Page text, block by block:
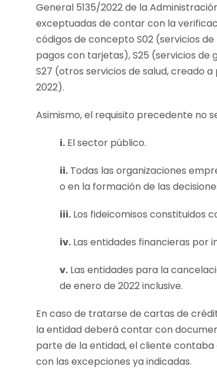
General 5135/2022 de la
exceptuadas de contar con la
códigos de concepto S02 (servicios
pagos con tarjetas), S25 (servicios de
S27 (otros servicios de salud, creado a
2022).
Asimismo, el requisito precedente no
i. El sector público.
ii. Todas las organizaciones
o en la formación de las
iii. Los fideicomisos constituidos
iv. Las entidades financieras por
v. Las entidades para la
de enero de 2022 inclusive.
En caso de tratarse de cartas de
la entidad deberá contar con
parte de la entidad, el cliente contaba
con las excepciones ya indicadas.